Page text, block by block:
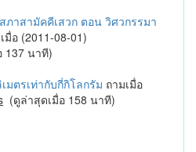
ภาสามัคคีเสวก ตอน วิศวกรรมา
มื่อ (2011-08-01)
137 นาที)
มตรเท่ากับกี่กิโลกรัม ถามเมื่อ
(ดูล่าสุดเมื่อ 158 นาที)